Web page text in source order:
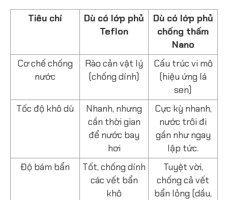
Tiêu chí
Dù có lớp phủ
Teflon
Dù có lớp phủ
chống thấm
Nano
Cơ chế chống
nước
Rào cản vật lý
(chống dính)
Cấu trúc vi mô
(hiệu ứng lá
sen)
Tốc độ khô dù
Nhanh, nhưng
cần thời gian
để nước bay
hơi
Cực kỳ nhanh,
nước trôi đi
gần như ngay
lập tức.
Độ bám bẩn
Tốt, chống dính
các vết bẩn
khô
Tuyệt vời,
chống cả vết
bẩn lỏng (dầu,